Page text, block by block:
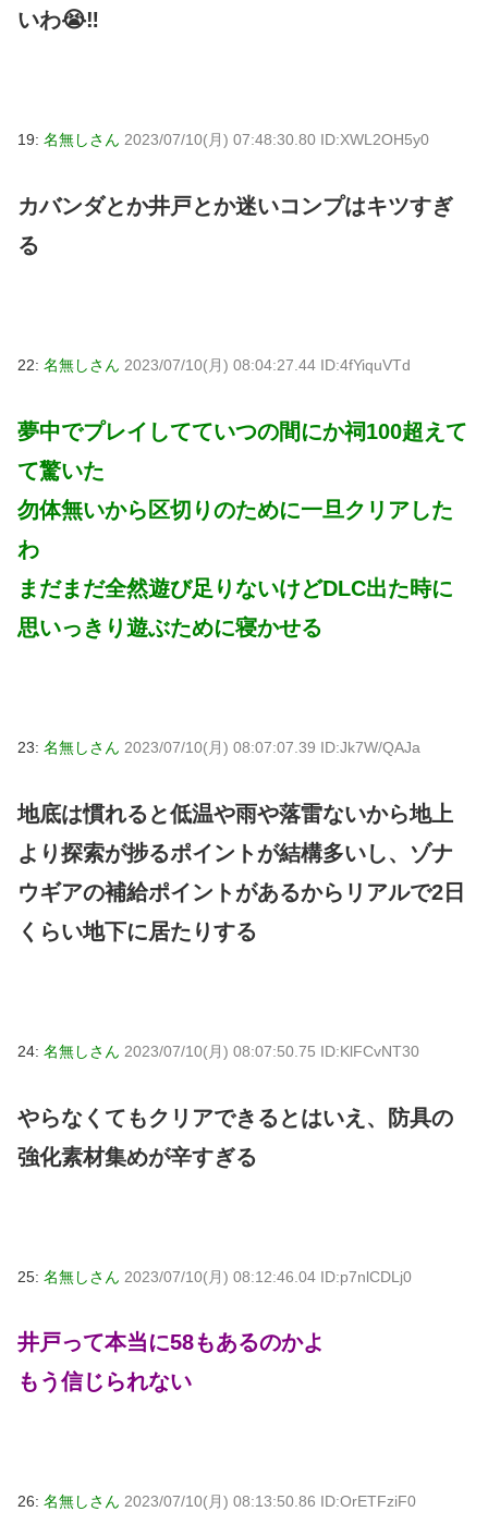
いわ😭‼
19: 名無しさん 2023/07/10(月) 07:48:30.80 ID:XWL2OH5y0
カバンダとか井戸とか迷いコンプはキツすぎ
る
22: 名無しさん 2023/07/10(月) 08:04:27.44 ID:4fYiquVTd
夢中でプレイしてていつの間にか祠100超えて
て驚いた
勿体無いから区切りのために一旦クリアした
わ
まだまだ全然遊び足りないけどDLC出た時に
思いっきり遊ぶために寝かせる
23: 名無しさん 2023/07/10(月) 08:07:07.39 ID:Jk7W/QAJa
地底は慣れると低温や雨や落雷ないから地上
より探索が捗るポイントが結構多いし、ゾナ
ウギアの補給ポイントがあるからリアルで2日
くらい地下に居たりする
24: 名無しさん 2023/07/10(月) 08:07:50.75 ID:KlFCvNT30
やらなくてもクリアできるとはいえ、防具の
強化素材集めが辛すぎる
25: 名無しさん 2023/07/10(月) 08:12:46.04 ID:p7nlCDLj0
井戸って本当に58もあるのかよ
もう信じられない
26: 名無しさん 2023/07/10(月) 08:13:50.86 ID:OrETFziF0